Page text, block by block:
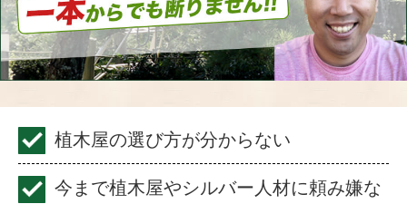
植木屋の選び方が分からない
今まで植木屋やシルバー人材に頼み嫌な